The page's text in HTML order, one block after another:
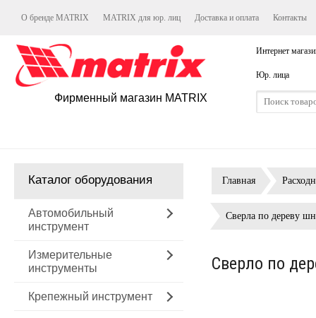
О бренде MATRIX MATRIX для юр. лиц Доставка и оплата Контакты
Фирменный магазин MATRIX
Интернет
Юр. лица
Каталог оборудования
Автомобильный
инструмент
Измерительные
инструменты
Крепежный инструмент
Главная
Сверла по дереву
Сверло по